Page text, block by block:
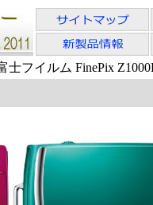
士フイルム FinePix